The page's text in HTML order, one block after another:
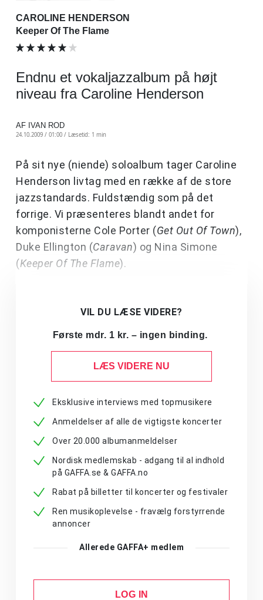
CAROLINE HENDERSON
Keeper Of The Flame
Endnu et vokaljazzalbum på højt
niveau fra Caroline Henderson
AF IVAN ROD
24.10.2009 / 01:00 / Læsetid: 1 min
På sit nye (niende) soloalbum tager Caroline
Henderson livtag med en række af de store
jazzstandards. Fuldstændig som på det
forrige. Vi præsenteres blandt andet for
komponisterne Cole Porter (Get Out Of Town),
Duke Ellington (Caravan) og Nina Simone
(Keeper Of The Flame).
VIL DU LÆSE VIDERE?
Første mdr. 1 kr. – ingen binding.
LÆS VIDERE NU
Eksklusive interviews med topmusikere
Anmeldelser af alle de vigtigste koncerter
Over 20.000 albumanmeldelser
Nordisk medlemskab - adgang til al indhold
på GAFFA.se & GAFFA.no
Rabat på billetter til koncerter og festivaler
Ren musikoplevelse - fravælg forstyrrende
annoncer
Allerede GAFFA+ medlem
LOG IN